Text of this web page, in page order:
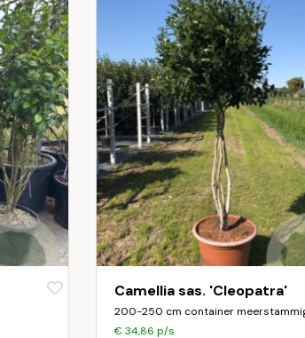
Camellia sas. 'Cleopatra'
200-250 cm container
€ 34,86 p/s